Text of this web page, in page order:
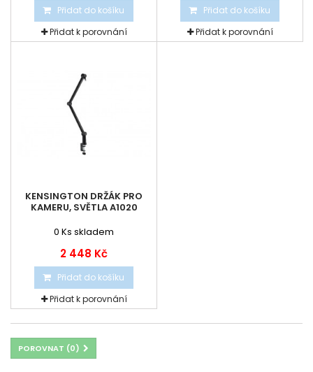
Přidat do košíku
Přidat k porovnání
Přidat do košíku
Přidat k porovnání
KENSINGTON DRŽÁK PRO
KAMERU, SVĚTLA A1020
0 Ks skladem
2 448 Kč
Přidat do košíku
Přidat k porovnání
POROVNAT (0)